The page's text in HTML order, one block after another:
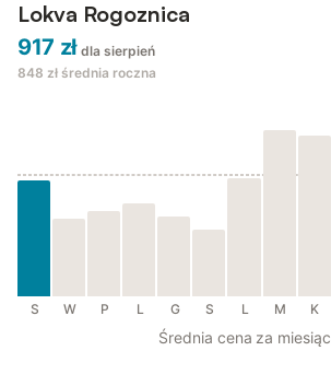
Lokva Rogoznica
917 zł dla sierpień
848 zł średnia roczna
S W P L G S L M K
Średnia cena za miesiąc